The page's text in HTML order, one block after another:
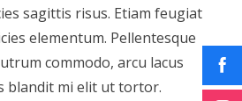
sagittis risus. Etiam feugiat
elementum. Pellentesque
commodo, arcu lacus
blandit mi elit ut tortor.